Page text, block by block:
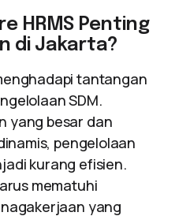
HRMS Penting
di Jakarta?
tantangan
SDM.
yang besar dan
pengelolaan
kurang efisien.
mematuhi
yang